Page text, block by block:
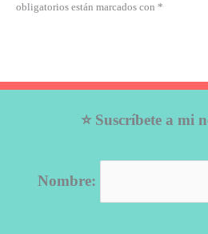
obligatorios están marcados con *
⭐ Suscríbete a mi
Nombre: